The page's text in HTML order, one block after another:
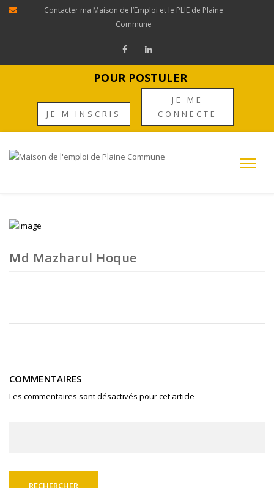
Contacter ma Maison de l’Emploi et le PLIE de Plaine
Commune
POUR POSTULER
JE M'INSCRIS
JE ME
CONNECTE
Md Mazharul Hoque
COMMENTAIRES
Les commentaires sont désactivés pour cet article